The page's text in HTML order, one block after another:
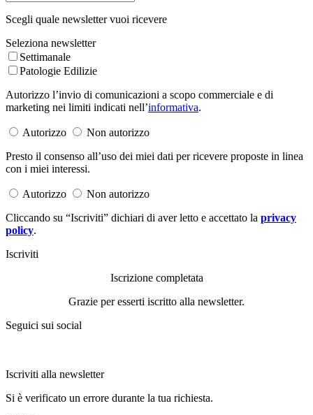
Scegli quale newsletter vuoi ricevere
Seleziona newsletter
Settimanale
Patologie Edilizie
Autorizzo l’invio di comunicazioni a scopo commerciale e di
marketing nei limiti indicati nell’informativa.
Autorizzo
Non autorizzo
Presto il consenso all’uso dei miei dati per ricevere proposte in linea
con i miei interessi.
Autorizzo
Non autorizzo
Cliccando su “Iscriviti” dichiari di aver letto e accettato la privacy
policy.
Iscriviti
Iscrizione completata
Grazie per esserti iscritto alla newsletter.
Seguici sui social
Iscriviti alla newsletter
Si è verificato un errore durante la tua richiesta.